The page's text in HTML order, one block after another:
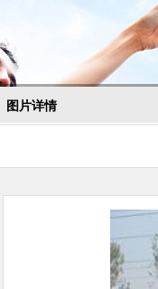
图片详情